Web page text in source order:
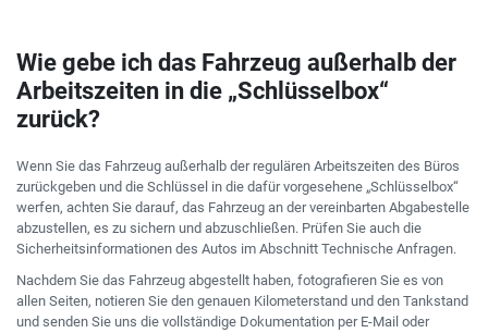
Wie gebe ich das Fahrzeug außerhalb der
Arbeitszeiten in die „Schlüsselbox“
zurück?
Wenn Sie das Fahrzeug außerhalb der regulären Arbeitszeiten des Büros
zurückgeben und die Schlüssel in die dafür vorgesehene „Schlüsselbox“
werfen, achten Sie darauf, das Fahrzeug an der vereinbarten Abgabestelle
abzustellen, es zu sichern und abzuschließen. Prüfen Sie auch die
Sicherheitsinformationen des Autos im Abschnitt Technische Anfragen.
Nachdem Sie das Fahrzeug abgestellt haben, fotografieren Sie es von
allen Seiten, notieren Sie den genauen Kilometerstand und den Tankstand
und senden Sie uns die vollständige Dokumentation per E-Mail oder